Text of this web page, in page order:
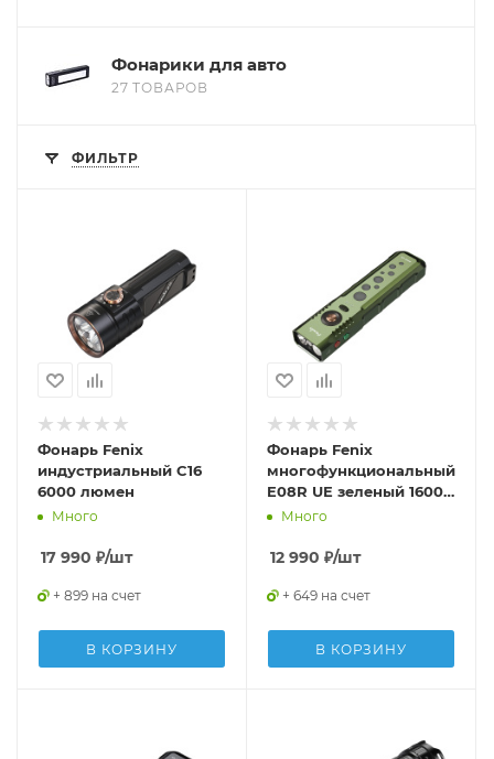
Фонарики для авто
27 ТОВАРОВ
ФИЛЬТР
Фонарь Fenix
индустриальный C16
6000 люмен
Много
17 990 ₽/шт
+ 899 на счет
В КОРЗИНУ
Фонарь Fenix
многофункциональный
E08R UE зеленый 1600
люмен
Много
12 990 ₽/шт
+ 649 на счет
В КОРЗИНУ